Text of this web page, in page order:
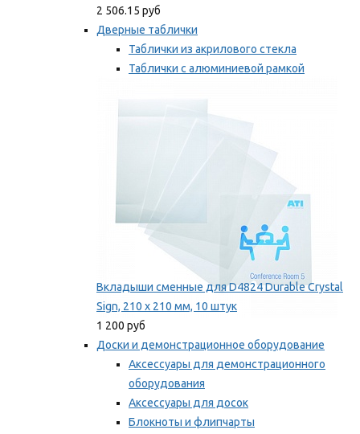
2 506.15 руб
Дверные таблички
Таблички из акрилового стекла
Таблички с алюминиевой рамкой
Вкладыши сменные для D4824 Durable Crystal
Sign, 210 x 210 мм, 10 штук
1 200 руб
Доски и демонстрационное оборудование
Аксессуары для демонстрационного
оборудования
Аксессуары для досок
Блокноты и флипчарты